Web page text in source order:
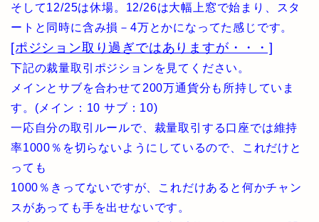
そして12/25は休場。12/26は大幅上窓で始まり、スタ
ートと同時に含み損－4万とかになってた感じです。
[ポジション取り過ぎではありますが・・・]
下記の裁量取引ポジションを見てください。
メインとサブを合わせて200万通貨分も所持していま
す。(メイン：10 サブ：10)
一応自分の取引ルールで、裁量取引する口座では維持
率1000％を切らないようにしているので、これだけと
っても
1000％きってないですが、これだけあると何かチャン
スがあっても手を出せないです。